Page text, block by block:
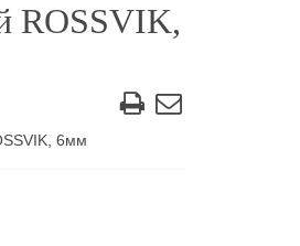
ROSSVIK,
6мм